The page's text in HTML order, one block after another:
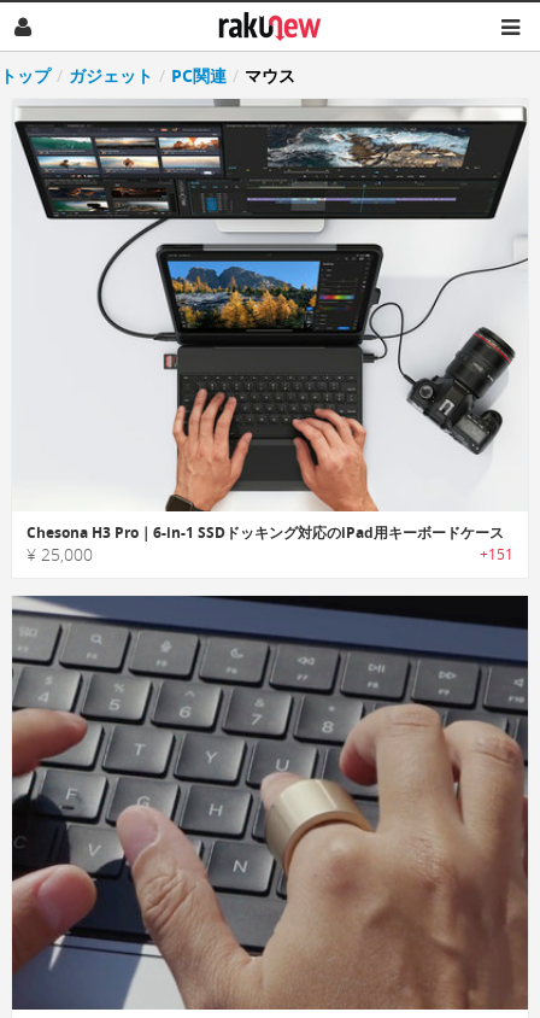
トップ / ガジェット / PC関連 / マウス
Chesona H3 Pro｜6-in-1 SSDドッキング対応のiPad用キーボードケース
¥ 25,000 +151